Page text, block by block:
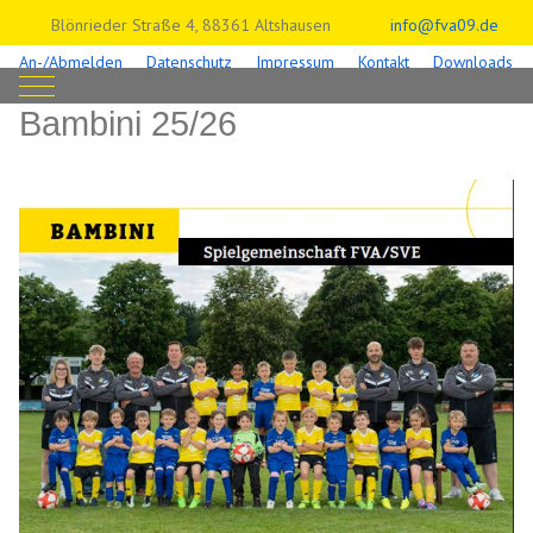
Blönrieder Straße 4, 88361 Altshausen
info@fva09.de
An-/Abmelden
Datenschutz Impressum Kontakt
Downloads
Mobile Menu Toggle
Bambini 25/26